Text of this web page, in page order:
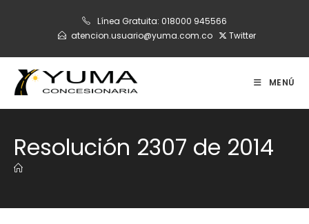
Línea Gratuita: 018000 945566
atencion.usuario@yuma.com.co
Twitter
MENÚ
Resolución 2307 de 2014